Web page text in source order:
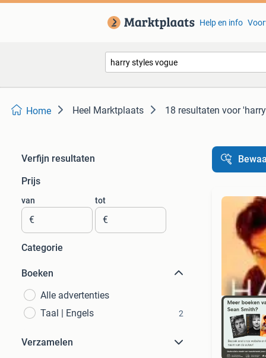
Help en info
Home Heel Marktplaats 18 resultaten voor
Verfijn resultaten
Prijs
van
€
tot
€
Categorie
Boeken
Alle advertenties
Taal | Engels
2
Verzamelen